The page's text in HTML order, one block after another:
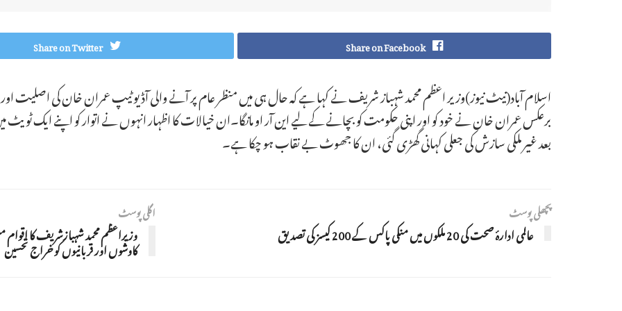
Share on Facebook
Share on Twitter
اسلام آباد(نیٹ نیوز)وزیر اعظم محمد شہباز شریف نے کہا ہے کہ حال ہی میں منظر عام پر آنے والی آڈیو ٹیپ عمران خان کی
برعکس عمران خان نے خود کو اور اپنی حکومت کو بچانے کے لیے این آر او مانگا۔ان خیالات کا اظہار انہوں نے اتوار کو اپنے ایک
بعد غیر ملکی سازش کی جعلی کہانی گھڑی گئی، ان کا جھوٹ بے نقاب ہو چکا ہے۔
پچھلی پوسٹ
عالمی ادارۂ صحت کی 20 ملکوں میں منکی پاکس کے 200 کیسز کی تصدیق
اگلی پوسٹ
وزیراعظم محمد شہبازشریف کا
کاوشوں اور قربانیوں کو خراج تحسین